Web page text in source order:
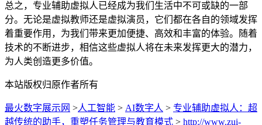
总之，专业辅助虚拟人已经成为我们生活中不可或缺的一部
分。无论是虚拟教师还是虚拟演员，它们都在各自的领域发挥
着重要作用，为我们带来更加便捷、高效和丰富的体验。随着
技术的不断进步，相信这些虚拟人将在未来发挥更大的潜力，
为人类创造更多价值。
本站版权归原作者所有
最火数字展示网 >人工智能 > AI数字人 > 专业辅助虚拟人：超
越传统的助手，重塑任务管理与教育模式 > http://www.zui-